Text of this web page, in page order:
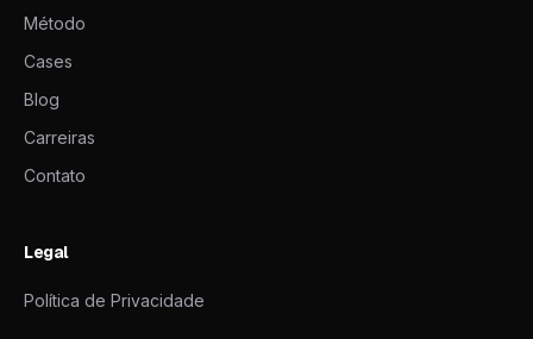
Método
Cases
Blog
Carreiras
Contato
Legal
Política de Privacidade